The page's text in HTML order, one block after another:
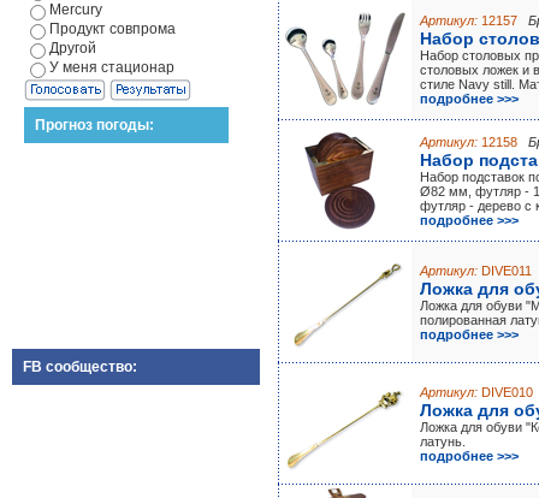
Mercury
Продукт совпрома
Другой
У меня стационар
Прогноз погоды:
FB сообщество:
Артикул: 12157
Набор
Набор столовых
столовых ложек и
стиле Navy still.
подробнее >>>
Артикул: 12158
Набор
Набор подставок
Ø82 мм, футляр -
футляр - дерево с
подробнее >>>
Артикул: DIVE011
Ложка для
Ложка для обуви
полированная
подробнее >>>
Артикул: DIVE010
Ложка для
Ложка для обуви
латунь.
подробнее >>>